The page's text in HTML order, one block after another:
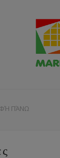
ΠΆΝΩ